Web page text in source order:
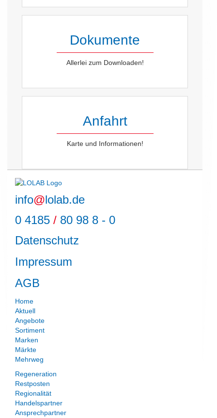
Dokumente
Allerlei zum Downloaden!
Anfahrt
Karte und Informationen!
info@lolab.de
0 4185 / 80 98 8 - 0
Datenschutz
Impressum
AGB
Home
Aktuell
Angebote
Sortiment
Marken
Märkte
Mehrweg
Regeneration
Restposten
Regionalität
Handelspartner
Ansprechpartner